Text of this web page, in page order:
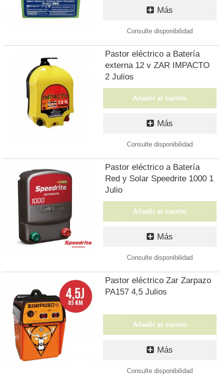
Más
Consulte disponibilidad
Pastor eléctrico a Batería
externa 12 v ZAR IMPACTO
2 Julios
Añadir al carrito
Más
Consulte disponibilidad
Pastor eléctrico a Batería
Red y Solar Speedrite 1000 1
Julio
Añadir al carrito
Más
Consulte disponibilidad
Pastor eléctrico Zar Zarpazo
PA157 4,5 Julios
Añadir al carrito
Más
Consulte disponibilidad